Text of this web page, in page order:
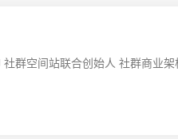
群空间站联合创始人 社群商业架